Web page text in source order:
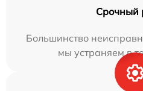
Срочный
Большинство
мы устраняем в